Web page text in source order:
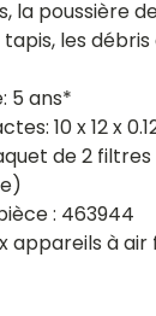
la poussière
les débris
5 ans*
10x 12 x
de 2 filtres
: 463944
appareils à air